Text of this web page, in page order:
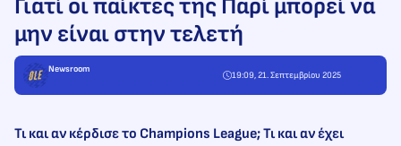
Γιατί οι παίκτες της Παρί μπορεί να
μην είναι στην τελετή
Newsroom
19:09, 21. Σεπτεμβρίου 2025
Τι και αν κέρδισε το Champions League; Τι και αν έχει